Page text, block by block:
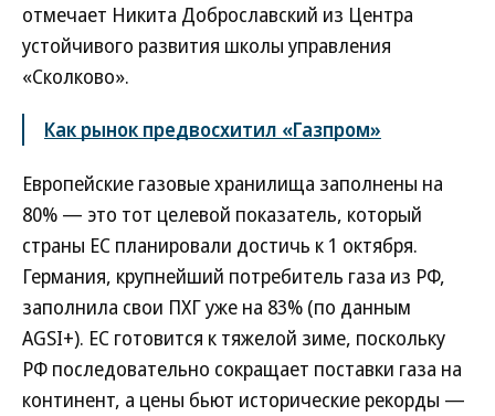
отмечает Никита Доброславский из Центра
устойчивого развития школы управления
«Сколково».
Как рынок предвосхитил «Газпром»
Европейские газовые хранилища заполнены на
80% — это тот целевой показатель, который
страны ЕС планировали достичь к 1 октября.
Германия, крупнейший потребитель газа из РФ,
заполнила свои ПХГ уже на 83% (по данным
AGSI+). ЕС готовится к тяжелой зиме, поскольку
РФ последовательно сокращает поставки газа на
континент, а цены бьют исторические рекорды —